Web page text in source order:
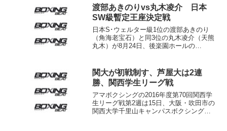
公開練習を行った。三浦、浜田剛史代
表、葛西裕一トレーナーが...
渡部あきのりvs丸木凌介 日本
SW級暫定王座決定戦
日本S･ウェルター級1位の渡部あきのり
（角海老宝石）と同3位の丸木凌介（天熊
丸木）が8月24日、後楽園ホールの
ー級は5月、新藤寛之（宮田）が丸木との
王座決定戦に...
関大が初戦制す、芦屋大は2連
勝、関西学生リーグ戦
アマボクシングの2016年度第70回関西学
生リーグ戦第2週は15日、大阪・吹田市の
関西大学千里山キャンパスボクシング場